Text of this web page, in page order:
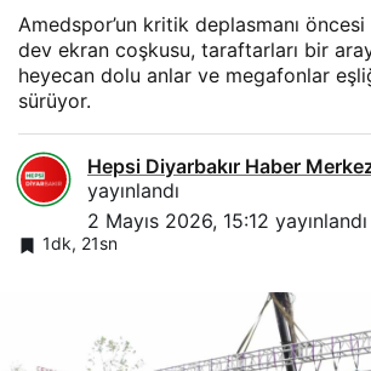
Amedspor’un kritik deplasmanı öncesi
dev ekran coşkusu, taraftarları bir
heyecan dolu anlar ve megafonlar
sürüyor.
Hepsi Diyarbakır Haber
yayınlandı
2 Mayıs 2026, 15:12 yayınlandı
1dk, 21sn
Acıydı, Mücadeleye
Devam